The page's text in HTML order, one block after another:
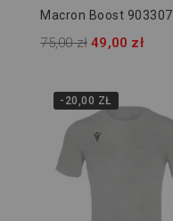
Macron Boost 903307
75,00 zł 49,00 zł
-20,00 ZŁ